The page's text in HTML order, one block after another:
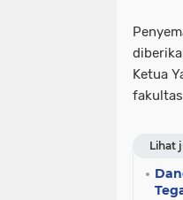
Ketua
Lihat